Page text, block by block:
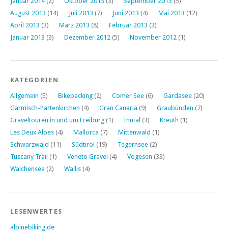
August 2013 (14) Juli 2013 (7) Juni 2013 (4) Mai 2013 (12)
April 2013 (3) März 2013 (8) Februar 2013 (3)
Januar 2013 (3) Dezember 2012 (5) November 2012 (1)
KATEGORIEN
Allgemein (5) Bikepacking (2) Comer See (6) Gardasee (20)
Garmisch-Partenkirchen (4) Gran Canaria (9) Graubünden (7)
Graveltouren in und um Freiburg (1) Inntal (3) Kreuth (1)
Les Deux Alpes (4) Mallorca (7) Mittenwald (1)
Schwarzwald (11) Südtirol (19) Tegernsee (2)
Tuscany Trail (1) Veneto Gravel (4) Vogesen (33)
Walchensee (2) Wallis (4)
LESENWERTES
alpinebiking.de